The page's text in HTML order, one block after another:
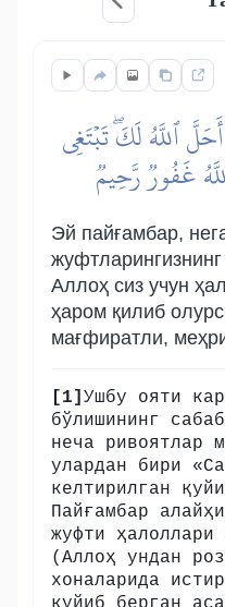
ٱللَّهُ لَكَۖ تَبۡتَغِي
غَفُورٞ رَّحِيمٞ
Эй пайғамбар,
Аллоҳ сиз учун
ҳаром қилиб
мағфиратли,
[1] Ушбу ояти
бўлишининг
неча ривоятлар
улардан бири
келтирилган
Пайғамбар
жуфти
(Аллоҳ ундан
хоналарида